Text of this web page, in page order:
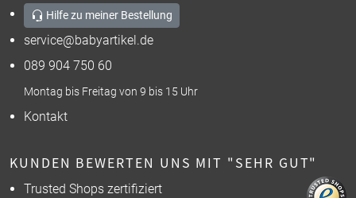
Hilfe zu meiner Bestellung
service@babyartikel.de
089 904 750 60
Montag bis Freitag von 9 bis 15 Uhr
Kontakt
KUNDEN BEWERTEN UNS MIT "SEHR GUT"
Trusted Shops zertifiziert